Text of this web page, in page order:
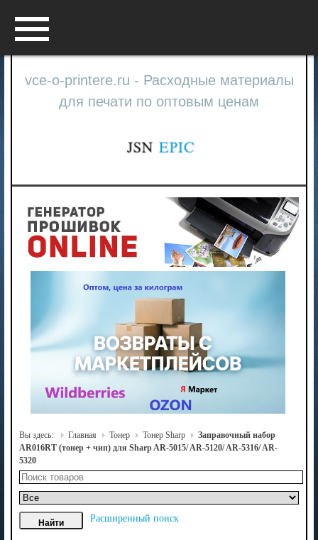
vce-o-printere.ru - Расходные материалы
для печати по оптовым ценам
Вы здесь: Главная Тонер Тонер Sharp
Заправочный набор
AR016RT (тонер + чип) для Sharp AR-5015/ AR-5120/ AR-5316/ AR-
5320
Расширенный поиск